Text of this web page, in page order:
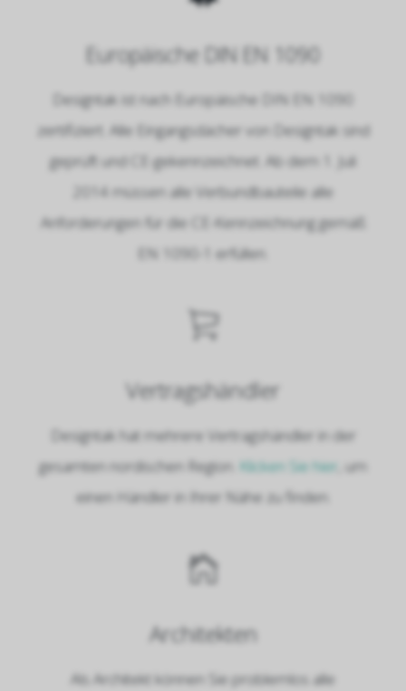
Europäische DIN EN 1090
Designtak ist nach Europäische DIN EN 1090
zertifiziert. Alle Eingangsdächer von Designtak sind
geprüft und CE-gekennzeichnet. Ab dem 1. Juli
2014 müssen alle Verbundbauteile alle
Anforderungen für die CE-Kennzeichnung gemäß
EN 1090-1 erfüllen.
Vertragshändler
Designtak hat mehrere Vertragshändler in der
gesamten nordischen Region. Klicken Sie hier , um
einen Händler in Ihrer Nähe zu finden.
Architekten
Als Architekt können Sie problemlos alle